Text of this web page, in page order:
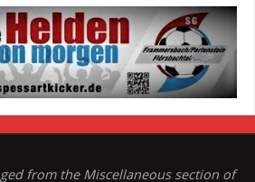
from the Miscellaneous section of